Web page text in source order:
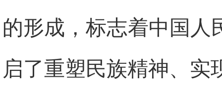
的形成，标志着中国人
启了重塑民族精神、实